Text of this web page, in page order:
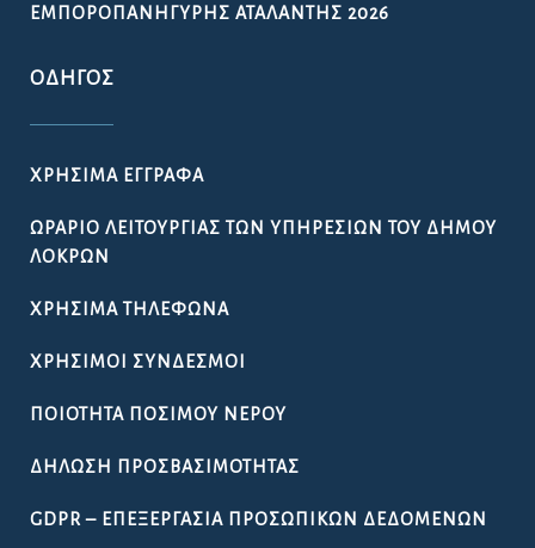
ΕΜΠΟΡΟΠΑΝΉΓΥΡΗΣ ΑΤΑΛΆΝΤΗΣ 2026
ΟΔΗΓΌΣ
ΧΡΉΣΙΜΑ ΈΓΓΡΑΦΑ
ΩΡΆΡΙΟ ΛΕΙΤΟΥΡΓΊΑΣ ΤΩΝ ΥΠΗΡΕΣΙΏΝ ΤΟΥ ΔΉΜΟΥ
ΛΟΚΡΏΝ
ΧΡΉΣΙΜΑ ΤΗΛΈΦΩΝΑ
ΧΡΉΣΙΜΟΙ ΣΎΝΔΕΣΜΟΙ
ΠΟΙΌΤΗΤΑ ΠΌΣΙΜΟΥ ΝΕΡΟΎ
ΔΉΛΩΣΗ ΠΡΟΣΒΑΣΙΜΌΤΗΤΑΣ
GDPR – ΕΠΕΞΕΡΓΑΣΙΑ ΠΡΟΣΩΠΙΚΩΝ ΔΕΔΟΜΕΝΩΝ